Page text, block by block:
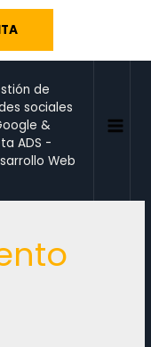
de
sociales
&
ADS -
Web